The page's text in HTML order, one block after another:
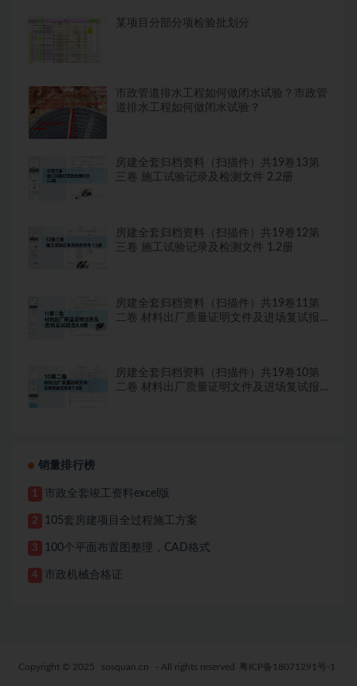
某项目分部分项检验批划分
市政管道排水工程如何做闭水试验？市政管
道排水工程如何做闭水试验？
房建全套归档资料（扫描件）共19卷13第
三卷 施工试验记录及检测文件 2.2册
房建全套归档资料（扫描件）共19卷12第
三卷 施工试验记录及检测文件 1.2册
房建全套归档资料（扫描件）共19卷11第
二卷 材料出厂质量证明文件及进场复试报
房建全套归档资料（扫描件）共19卷10第
二卷 材料出厂质量证明文件及进场复试报
销量排行榜
1 市政全套竣工资料excel版
2 105套房建项目全过程施工方案
3 100个平面布置图整理，CAD格式
4 市政机械合格证
Copyright © 2025 sosquan.cn - All rights reserved 粤ICP备18071291号-1